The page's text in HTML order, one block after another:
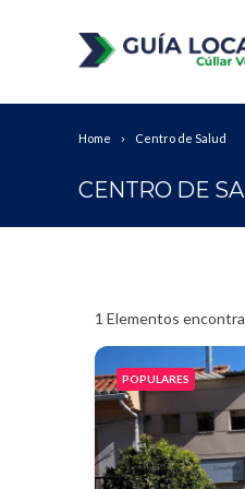
Home Centro de Salud
CENTRO DE
1 Elementos
POPULARES